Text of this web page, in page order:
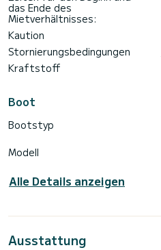
das Ende des
Mietverhältnisses:
Kaution
Stornierungsbedingungen
Kraftstoff
Boot
Bootstyp
Modell
Alle Details anzeigen
Ausstattung